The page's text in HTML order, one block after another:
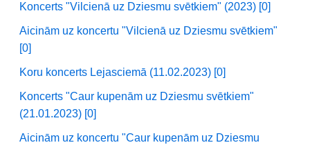
Koncerts "Vilcienā uz Dziesmu svētkiem" (2023) [0]
Aicinām uz koncertu "Vilcienā uz Dziesmu svētkiem"
[0]
Koru koncerts Lejasciemā (11.02.2023) [0]
Koncerts "Caur kupenām uz Dziesmu svētkiem"
(21.01.2023) [0]
Aicinām uz koncertu "Caur kupenām uz Dziesmu